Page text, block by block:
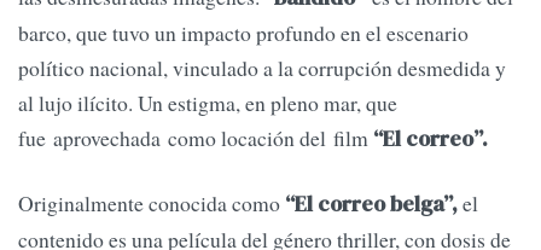
barco, que tuvo un impacto profundo en el escenario
político nacional, vinculado a la corrupción desmedida y
al lujo ilícito. Un estigma, en pleno mar, que
fue aprovechada como locación del film “El correo”.
Originalmente conocida como “El correo belga”,el
contenido es una película del género thriller, con dosis de